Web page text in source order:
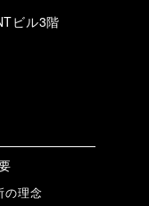
ビル3階
の理念